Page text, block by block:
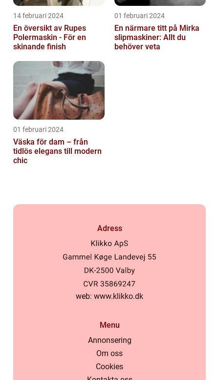
14 februari 2024
En översikt av Rupes
Polermaskin - För en
skinande finish
01 februari 2024
En närmare titt på Mirka
slipmaskiner: Allt du
behöver veta
01 februari 2024
Väska för dam – från
tidlös elegans till modern
chic
Adress
web: www.klikko.dk
Menu
Annonsering
Om oss
Cookies